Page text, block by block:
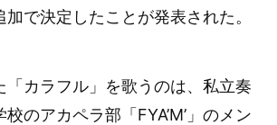
で決定したことが発表された。
「カラフル」を歌うのは、私立奏
のアカペラ部「FYA’M’」のメン